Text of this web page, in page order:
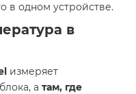
в одном устройстве.
в
измеряет
а там, где